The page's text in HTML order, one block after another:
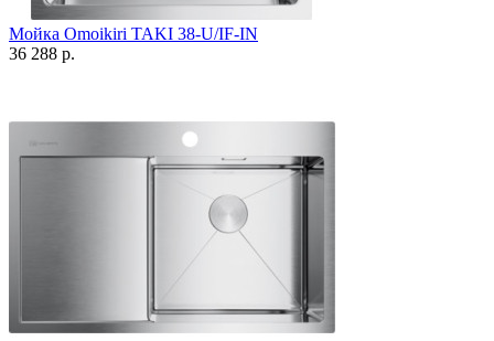
Мойка Omoikiri TAKI 38-U/IF-IN
36 288 р.